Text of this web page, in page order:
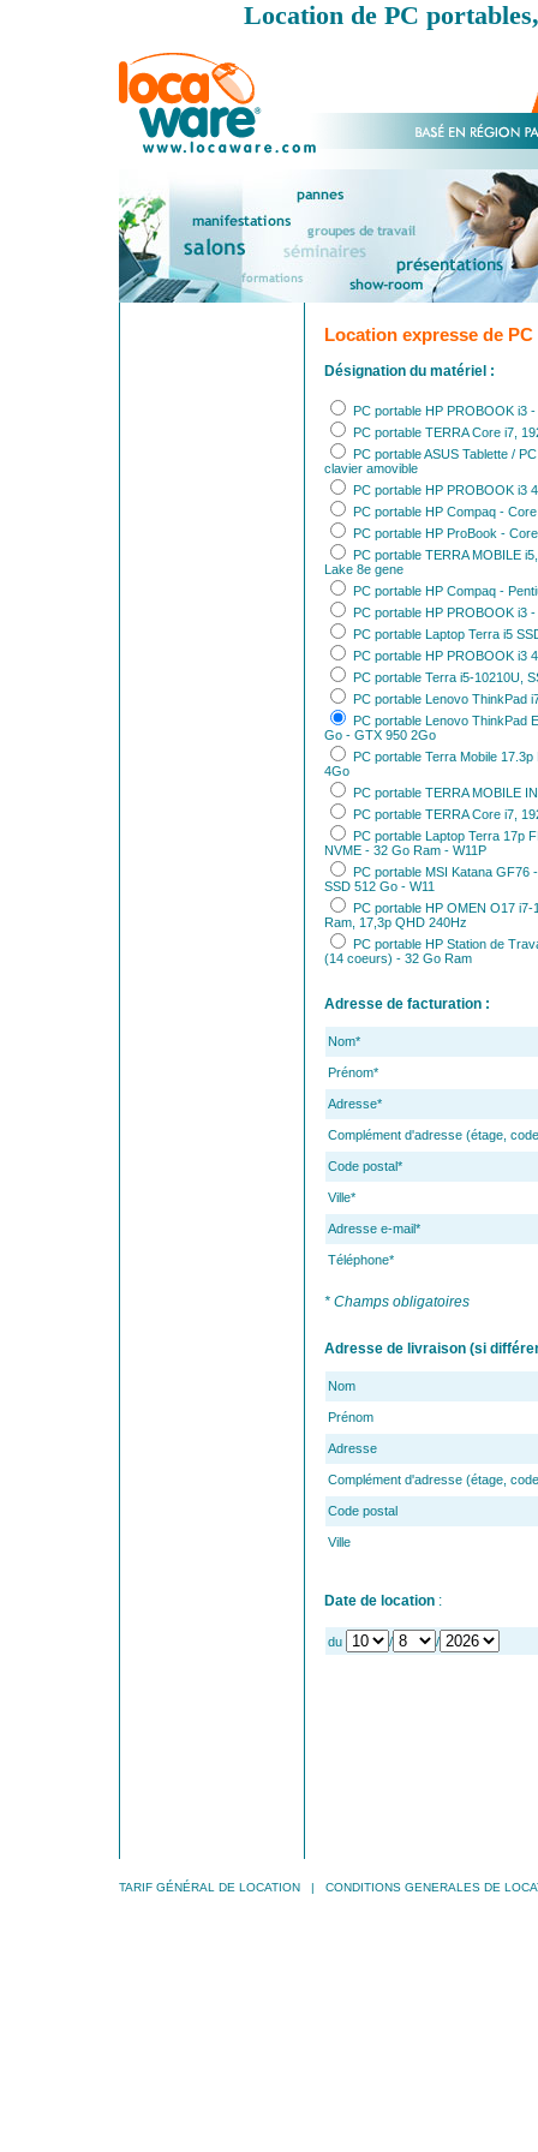
Location de PC
Location expresse de
Désignation du matériel :
PC portable HP PROBOOK i3
PC portable TERRA Core i7,
PC portable ASUS Tablette /
clavier amovible
PC portable HP PROBOOK i3
PC portable HP Compaq -
PC portable HP ProBook -
PC portable TERRA MOBILE
Lake 8e gene
PC portable HP Compaq -
PC portable HP PROBOOK i3
PC portable Laptop Terra i5
PC portable HP PROBOOK i3
PC portable Terra i5-10210U,
PC portable Lenovo ThinkPad
PC portable Lenovo ThinkPad
Go - GTX 950 2Go
PC portable Terra Mobile
4Go
PC portable TERRA MOBILE
PC portable TERRA Core i7,
PC portable Laptop Terra 17p
NVME - 32 Go Ram - W11P
PC portable MSI Katana GF76
SSD 512 Go - W11
PC portable HP OMEN O17
Ram, 17,3p QHD 240Hz
PC portable HP Station de
(14 coeurs) - 32 Go Ram
Adresse de facturation :
Nom*
Prénom*
Adresse*
Complément d'adresse (étage,
Code postal*
Ville*
Adresse e-mail*
Téléphone*
* Champs obligatoires
Adresse de livraison (si
Nom
Prénom
Adresse
Complément d'adresse (étage,
Code postal
Ville
Date de location :
du / /
TARIF GÉNÉRAL DE LOCATION| CONDITIONS GENERALES DE